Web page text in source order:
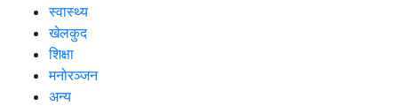
स्वास्थ्य
खेलकुद
शिक्षा
मनोरञ्जन
अन्य